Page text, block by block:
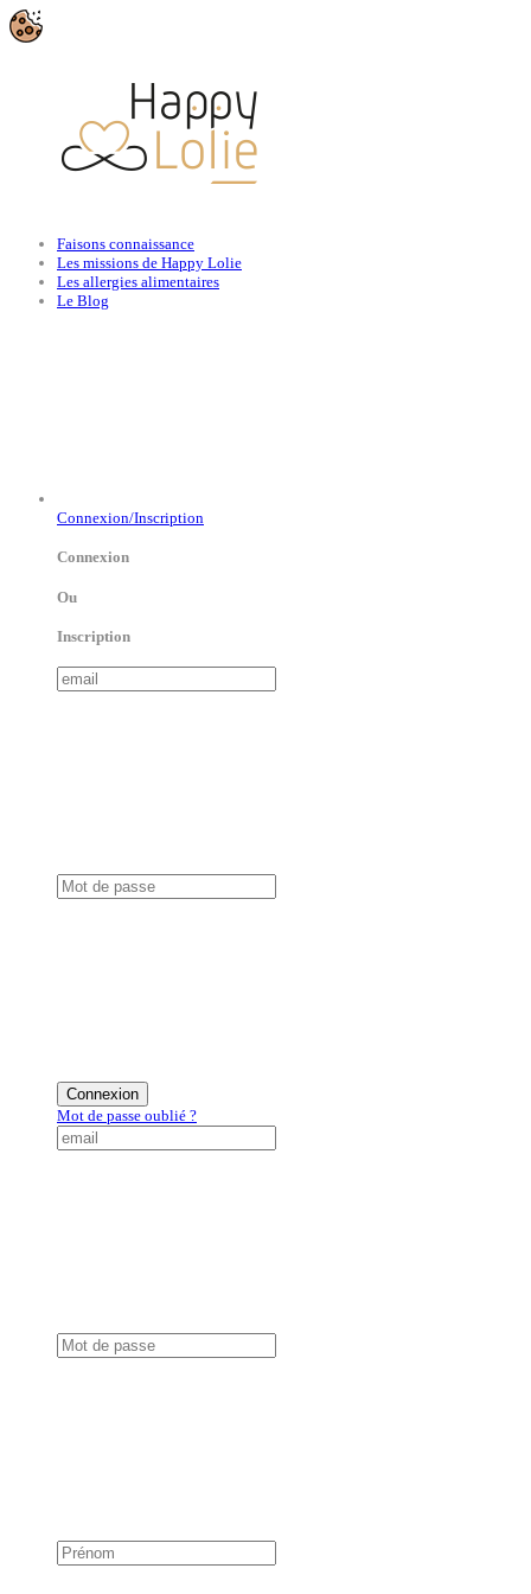
Faisons connaissance
Les missions de Happy Lolie
Les allergies alimentaires
Le Blog
Connexion/Inscription
Connexion
Ou
Inscription
Connexion
Mot de passe oublié ?